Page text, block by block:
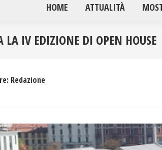
HOME ATTUALITÀ
IV EDIZIONE DI OPEN HOUSE
Redazione